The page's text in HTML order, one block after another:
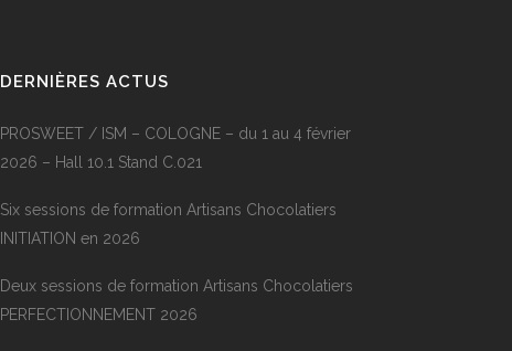
DERNIÈRES ACTUS
PROSWEET / ISM – COLOGNE – du 1 au 4 février
2026 – Hall 10.1 Stand C.021
Six sessions de formation Artisans Chocolatiers
INITIATION en 2026
Deux sessions de formation Artisans Chocolatiers
PERFECTIONNEMENT 2026